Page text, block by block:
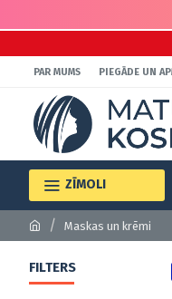
PAR MUMS PIEGĀDE UN
ZĪMOLI
Maskas un krēmi
FILTERS